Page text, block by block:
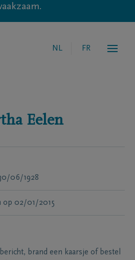
NL FR
Eelen
06/1928
op 02/01/2015
brand een kaarsje of bestel